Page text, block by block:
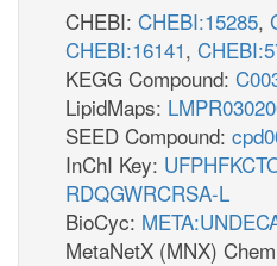
CHEBI: CHEBI:15285,
CHEBI:16141,
KEGG Compound:
LipidMaps:
SEED Compound:
InChI Key:
RDQGWRCRSA-L
BioCyc:
MetaNetX (MNX)